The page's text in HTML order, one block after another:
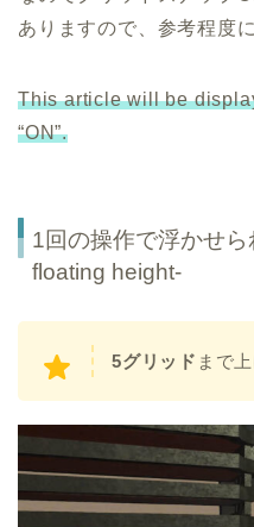
ありますので、参考程度
This article will be
“ON”.
1回の操作で浮かせ
floating height-
5グリッド まで